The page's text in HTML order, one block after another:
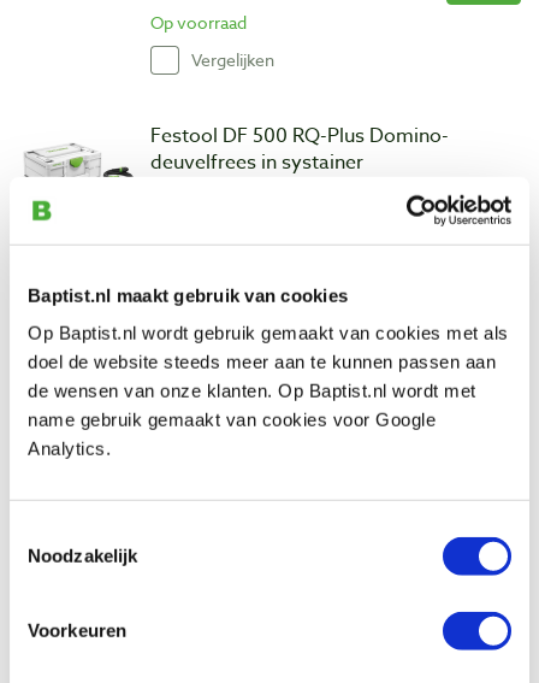
Baptist.nl maakt gebruik van cookies
Op Baptist.nl wordt gebruik gemaakt van cookies met als
doel de website steeds meer aan te kunnen passen aan
de wensen van onze klanten. Op Baptist.nl wordt met
name gebruik gemaakt van cookies voor Google
Analytics.
Noodzakelijk
Voorkeuren
Op voorraad
Vergelijken
Festool DF 500 RQ-Plus Domino-
deuvelfrees in systainer
Op voorraad
Vergelijken
Wabeco BF1240 frees- en boorstandaard
500 x 350 mm
€ 227,00 incl. btw